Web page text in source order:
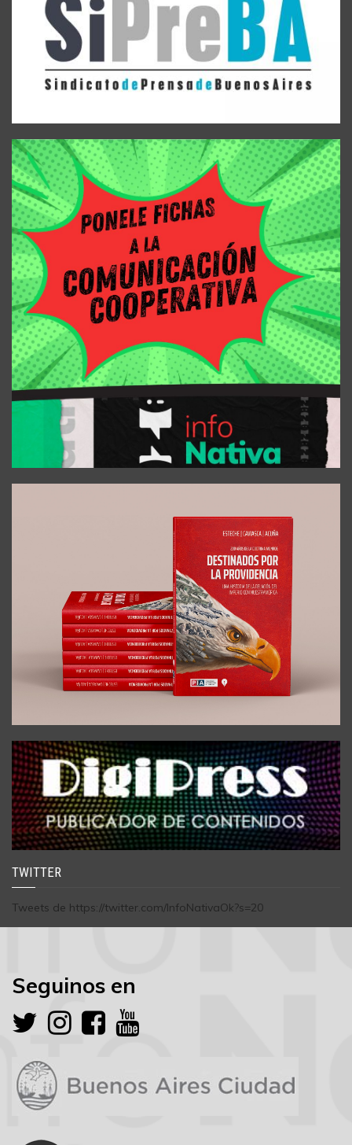
TWITTER
Tweets de https://twitter.com/InfoNativaOk?s=20
Seguinos en